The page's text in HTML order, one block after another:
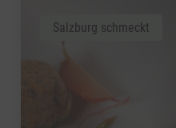
Salzburg schmeckt